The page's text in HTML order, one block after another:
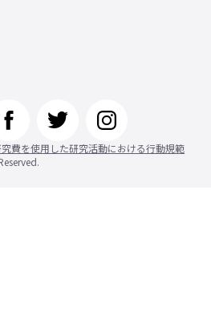
費を使用した研究活動における行動規範